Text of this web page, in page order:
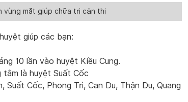
vùng mặt giúp chữa trị cận thị
giúp các bạn:
10 lần vào huyệt Kiều Cung.
tâm là huyệt Suất Cốc
Cốc, Phong Trì, Can Du, Thận Du, Quang